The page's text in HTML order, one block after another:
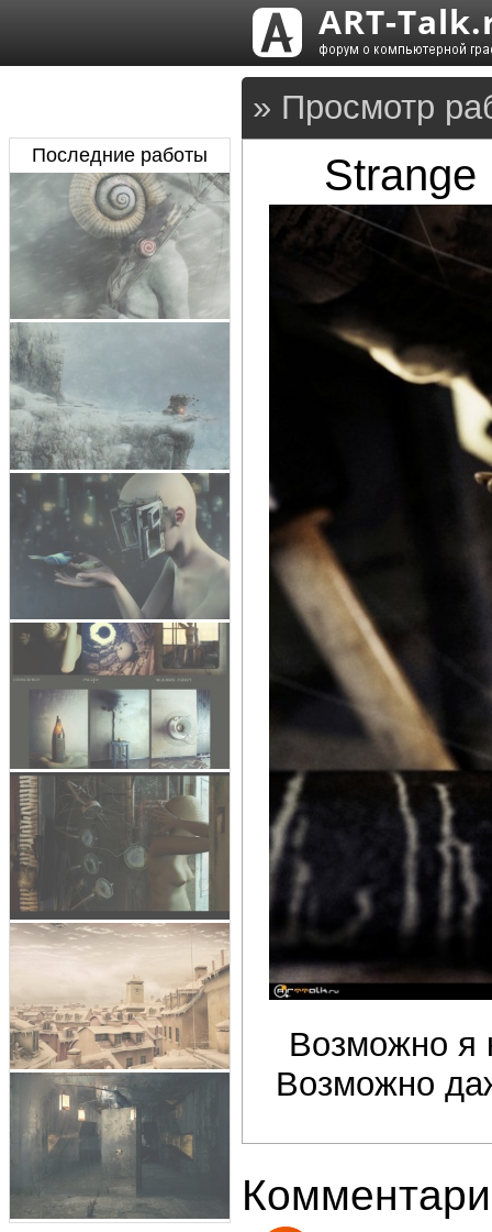
» Просмотр
Возможно я
Возможно
Последние работы